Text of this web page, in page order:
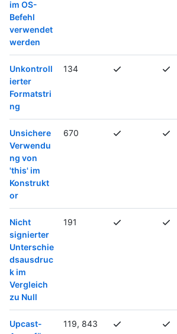
im OS-
Befehl
verwendet
werden
Unkontroll
ierter
Formatstri
ng
134
Unsichere
Verwendu
ng von
'this' im
Konstrukt
or
670
Nicht
signierter
Unterschie
dsausdruc
k im
Vergleich
zu Null
191
Upcast-
119, 843